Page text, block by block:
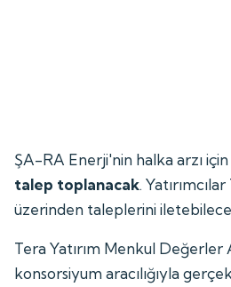
ŞA-RA Enerji'nin halka arzı için
talep toplanacak.
üzerinden taleplerini
Tera Yatırım Menkul Değerler
konsorsiyum aracılığıyla